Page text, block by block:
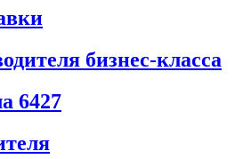
бизнес-класса
6427